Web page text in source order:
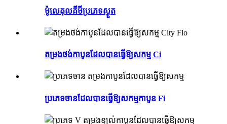
ម៉ូលេគុលគីមីប្រភេទស្ងួត
តម្រងថង់កាបូនដែលបានធ្វើឱ្យសកម្ម Ci
ប្រភេទចានដែលបានធ្វើឱ្យសកម្មកាបូន Fi